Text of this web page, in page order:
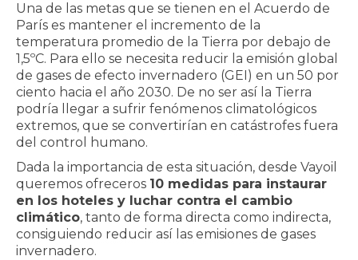
Una de las metas que se tienen en el Acuerdo de
París es mantener el incremento de la
temperatura promedio de la Tierra por debajo de
1,5ºC. Para ello se necesita reducir la emisión global
de gases de efecto invernadero (GEI) en un 50 por
ciento hacia el año 2030. De no ser así la Tierra
podría llegar a sufrir fenómenos climatológicos
extremos, que se convertirían en catástrofes fuera
del control humano.
Dada la importancia de esta situación, desde Vayoil
queremos ofreceros 10 medidas para instaurar
en los hoteles y luchar contra el cambio
climático, tanto de forma directa como indirecta,
consiguiendo reducir así las emisiones de gases
invernadero.